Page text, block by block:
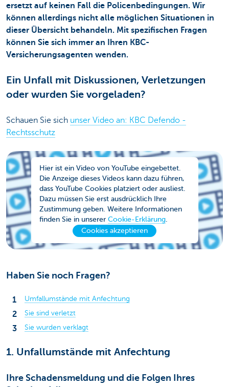
ersetzt auf keinen Fall die Policenbedingungen. Wir
können allerdings nicht alle möglichen Situationen in
dieser Übersicht behandeln. Mit spezifischen Fragen
können Sie sich immer an Ihren KBC-
Versicherungsagenten wenden.
Ein Unfall mit Diskussionen, Verletzungen
oder wurden Sie vorgeladen?
Schauen Sie sich unser Video an: KBC Defendo -
Rechtsschutz
Hier ist ein Video von YouTube eingebettet.
Die Anzeige dieses Videos kann dazu führen,
dass YouTube Cookies platziert oder ausliest.
Dazu müssen Sie erst ausdrücklich Ihre
Zustimmung geben. Weitere Informationen
finden Sie in unserer Cookie-Erklärung.
Cookies akzeptieren
Haben Sie noch Fragen?
Umfallumstände mit Anfechtung
Sie sind verletzt
Sie wurden verklagt
1. Unfallumstände mit Anfechtung
Ihre Schadensmeldung und die Folgen Ihres